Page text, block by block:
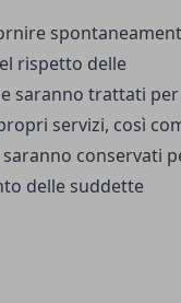
rispetto delle
e saranno trattati per
servizi, così
conservati
delle suddette